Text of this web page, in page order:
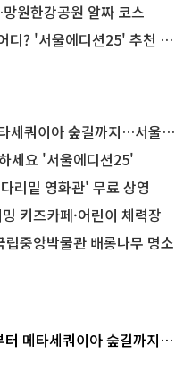
원한강공원 알짜 코스
'서울에디션25' 추천 코스
숲길까지…서울둘레길 15코스
세요 '서울에디션25'
리밑 영화관' 무료 상영
키즈카페·어린이 체력장
중앙박물관 배롱나무 명소
터 메타세쿼이아 숲길까지…